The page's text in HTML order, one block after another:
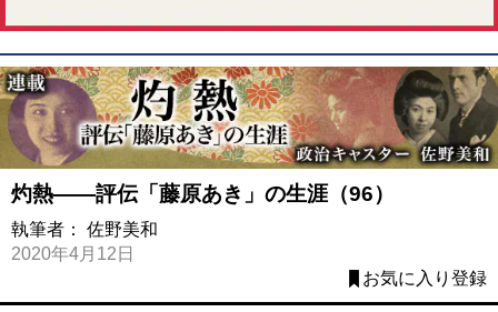
灼熱――評伝「藤原あき」の生涯（96）
執筆者： 佐野美和
2020年4月12日
お気に入り登録